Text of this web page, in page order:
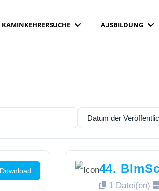
KAMINKEHRERSUCHE AUSBILDUNG
2021
Download 44.
1 Datei(en)